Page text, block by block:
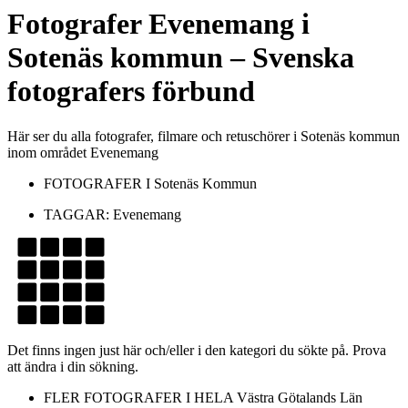
FotograferEvenemang i
Sotenäs kommun– Svenska
fotografers förbund
Här ser du alla fotografer, filmare och retuschörer i Sotenäs kommun
inom området Evenemang
FOTOGRAFER I Sotenäs Kommun
TAGGAR: Evenemang
Det finns ingen just här och/eller i den kategori du sökte på. Prova
att ändra i din sökning.
FLER FOTOGRAFER I HELA Västra Götalands Län